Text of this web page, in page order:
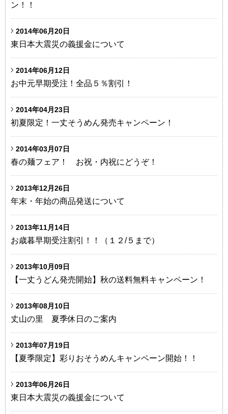
ン！！
2014年06月20日
東日本大震災の義援金について
2014年06月12日
お中元早期受注！全品５％割引！
2014年04月23日
初夏限定！一丈そうめん発売キャンペーン！
2014年03月07日
春の麺フェア！ お祝・内祝にどうぞ！
2013年12月26日
年末・年始の商品発送について
2013年11月14日
お歳暮早期受注割引！！（１２/５まで）
2013年10月09日
【一丈うどん発売開始】秋の送料無料キャンペーン！
2013年08月10日
丈山の里 夏季休日のご案内
2013年07月19日
【夏季限定】彩りおそうめんキャンペーン開始！！
2013年06月26日
東日本大震災の義援金について